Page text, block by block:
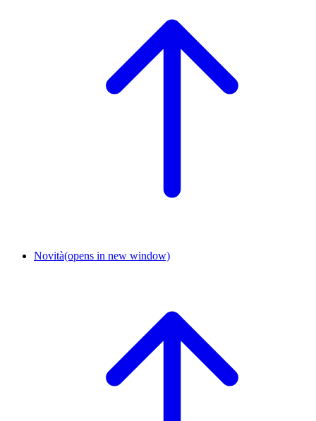
Novità(opens in new window)